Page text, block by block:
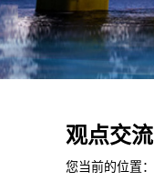
观点交流
您当前的位置：